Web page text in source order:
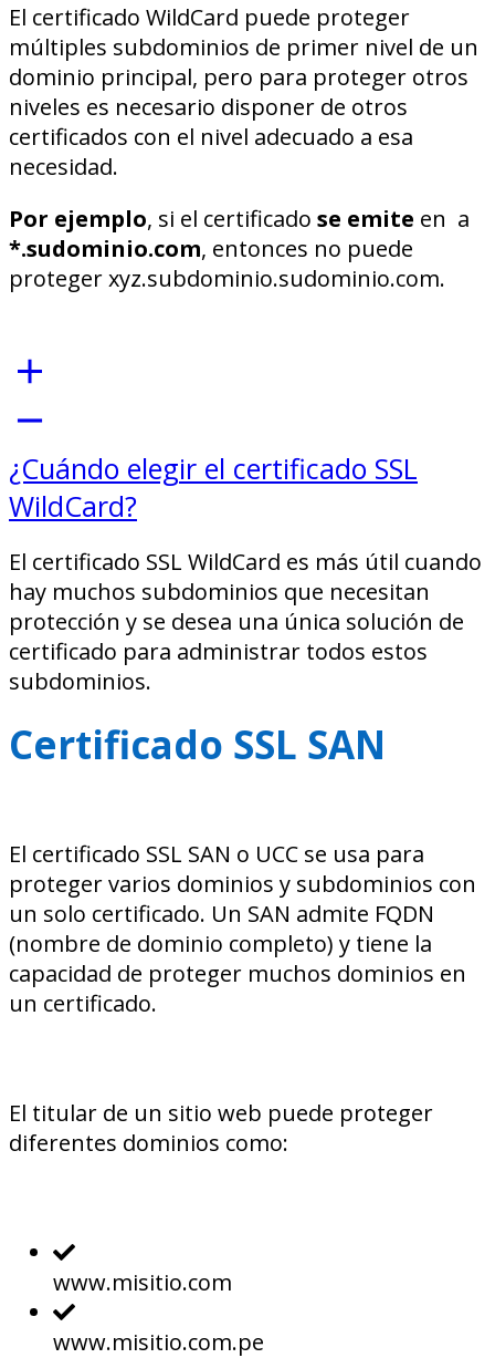
El certificado WildCard puede proteger
múltiples subdominios de primer nivel de un
dominio principal, pero para proteger otros
niveles es necesario disponer de otros
certificados con el nivel adecuado a esa
necesidad.
Por ejemplo, si el certificado se emite en a
*.sudominio.com, entonces no puede
proteger xyz.subdominio.sudominio.com.
¿Cuándo elegir el certificado SSL
WildCard?
El certificado SSL WildCard es más útil cuando
hay muchos subdominios que necesitan
protección y se desea una única solución de
certificado para administrar todos estos
subdominios.
Certificado SSL SAN
El certificado SSL SAN o UCC se usa para
proteger varios dominios y subdominios con
un solo certificado. Un SAN admite FQDN
(nombre de dominio completo) y tiene la
capacidad de proteger muchos dominios en
un certificado.
El titular de un sitio web puede proteger
diferentes dominios como:
www.misitio.com
www.misitio.com.pe